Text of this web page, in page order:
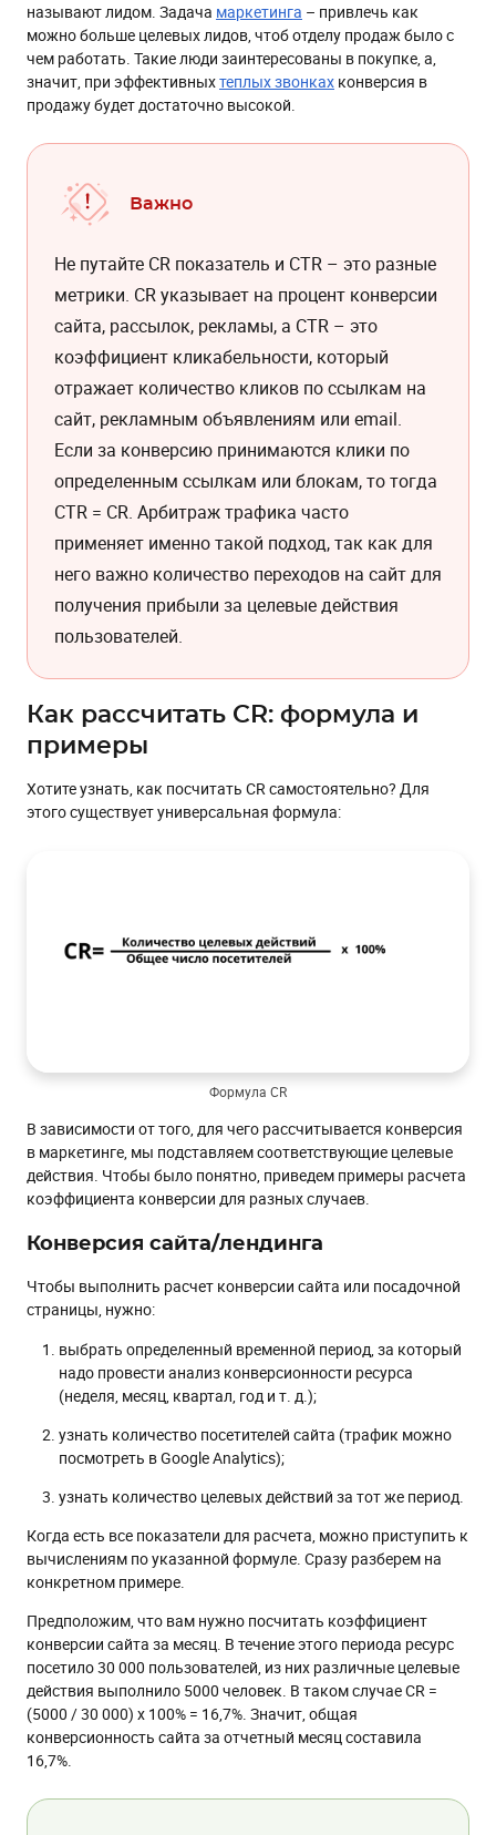
называют лидом. Задача маркетинга – привлечь как
можно больше целевых лидов, чтоб отделу продаж было с
чем работать. Такие люди заинтересованы в покупке, а,
значит, при эффективныхтеплых звонках конверсия в
продажу будет достаточно высокой.
Важно
Не путайте CR показатель и CTR – это разные
метрики. CR указывает на процент конверсии
сайта, рассылок, рекламы, а CTR – это
коэффициент кликабельности, который
отражает количество кликов по ссылкам на
сайт, рекламным объявлениям или email.
Если за конверсию принимаются клики по
определенным ссылкам или блокам, то тогда
CTR = CR. Арбитраж трафика часто
применяет именно такой подход, так как для
него важно количество переходов на сайт для
получения прибыли за целевые действия
пользователей.
Как рассчитать CR: формула и
примеры
Хотите узнать, как посчитать CR самостоятельно? Для
этого существует универсальная формула:
Формула CR
В зависимости от того, для чего рассчитывается конверсия
в маркетинге, мы подставляем соответствующие целевые
действия. Чтобы было понятно, приведем примеры расчета
коэффициента конверсии для разных случаев.
Конверсия сайта/лендинга
Чтобы выполнить расчет конверсии сайта или посадочной
страницы, нужно:
выбрать определенный временной период, за который
надо провести анализ конверсионности ресурса
(неделя, месяц, квартал, год и т. д.);
узнать количество посетителей сайта (трафик можно
посмотреть в Google Analytics);
узнать количество целевых действий за тот же период.
Когда есть все показатели для расчета, можно приступить к
вычислениям по указанной формуле. Сразу разберем на
конкретном примере.
Предположим, что вам нужно посчитать коэффициент
конверсии сайта за месяц. В течение этого периода ресурс
посетило 30 000 пользователей, из них различные целевые
действия выполнило 5000 человек. В таком случае CR =
(5000 / 30 000) х 100% = 16,7%. Значит, общая
конверсионность сайта за отчетный месяц составила
16,7%.